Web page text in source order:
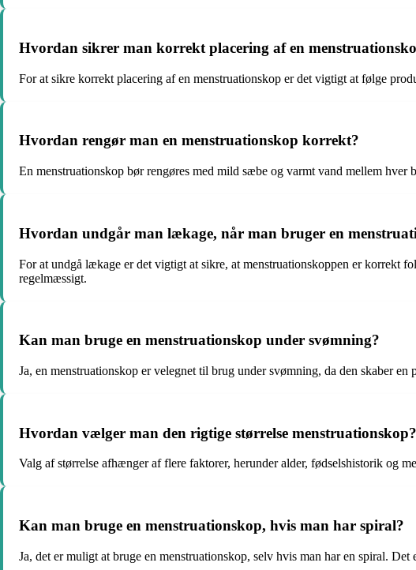
Hvordan sikrer man korrekt placering af en
For at sikre korrekt placering af en menstruationskop er det vigtigt at følge
Hvordan rengør man en menstruationskop korrekt?
En menstruationskop bør rengøres med mild sæbe og varmt vand mellem hver
Hvordan undgår man lækage, når man bruger en
For at undgå lækage er det vigtigt at sikre, at menstruationskoppen er korrekt
regelmæssigt.
Kan man bruge en menstruationskop under svømning?
Ja, en menstruationskop er velegnet til brug under svømning, da den skaber
Hvordan vælger man den rigtige størrelse menstruationskop?
Valg af størrelse afhænger af flere faktorer, herunder alder, fødselshistorik og
Kan man bruge en menstruationskop, hvis man har spiral?
Ja, det er muligt at bruge en menstruationskop, selv hvis man har en spiral.